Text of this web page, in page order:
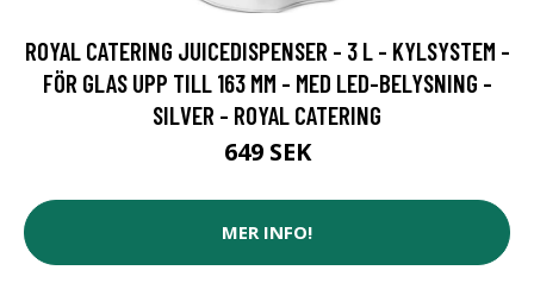
ROYAL CATERING JUICEDISPENSER - 3 L - KYLSYSTEM -
FÖR GLAS UPP TILL 163 MM - MED LED-BELYSNING -
SILVER - ROYAL CATERING
649 SEK
MER INFO!